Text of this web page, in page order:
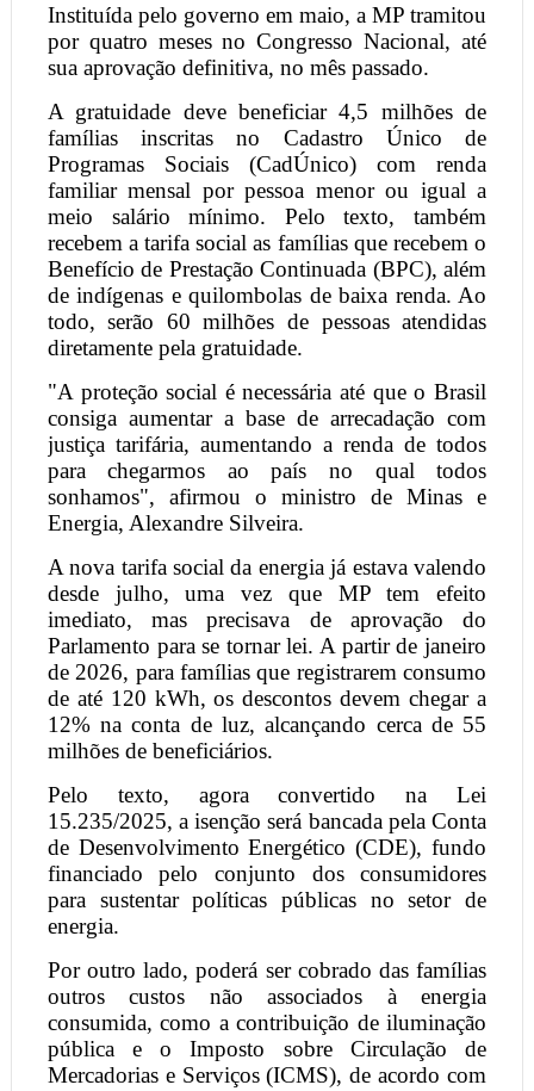
Instituída pelo governo em maio, a MP tramitou
por quatro meses no Congresso Nacional, até
sua aprovação definitiva, no mês passado.
A gratuidade deve beneficiar 4,5 milhões de
famílias inscritas no Cadastro Único de
Programas Sociais (CadÚnico) com renda
familiar mensal por pessoa menor ou igual a
meio salário mínimo. Pelo texto, também
recebem a tarifa social as famílias que recebem o
Benefício de Prestação Continuada (BPC), além
de indígenas e quilombolas de baixa renda. Ao
todo, serão 60 milhões de pessoas atendidas
diretamente pela gratuidade.
"A proteção social é necessária até que o Brasil
consiga aumentar a base de arrecadação com
justiça tarifária, aumentando a renda de todos
para chegarmos ao país no qual todos
sonhamos", afirmou o ministro de Minas e
Energia, Alexandre Silveira.
A nova tarifa social da energia já estava valendo
desde julho, uma vez que MP tem efeito
imediato, mas precisava de aprovação do
Parlamento para se tornar lei. A partir de janeiro
de 2026, para famílias que registrarem consumo
de até 120 kWh, os descontos devem chegar a
12% na conta de luz, alcançando cerca de 55
milhões de beneficiários.
Pelo texto, agora convertido na Lei
15.235/2025, a isenção será bancada pela Conta
de Desenvolvimento Energético (CDE), fundo
financiado pelo conjunto dos consumidores
para sustentar políticas públicas no setor de
energia.
Por outro lado, poderá ser cobrado das famílias
outros custos não associados à energia
consumida, como a contribuição de iluminação
pública e o Imposto sobre Circulação de
Mercadorias e Serviços (ICMS), de acordo com